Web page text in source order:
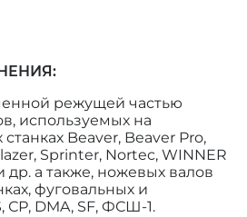
режущей частью
используемых на
Beaver, Beaver Pro,
Sprinter, Nortec, WINNER
др. а также, ножевых валов
фуговальных и
СР, DMA, SF, ФСШ-1.